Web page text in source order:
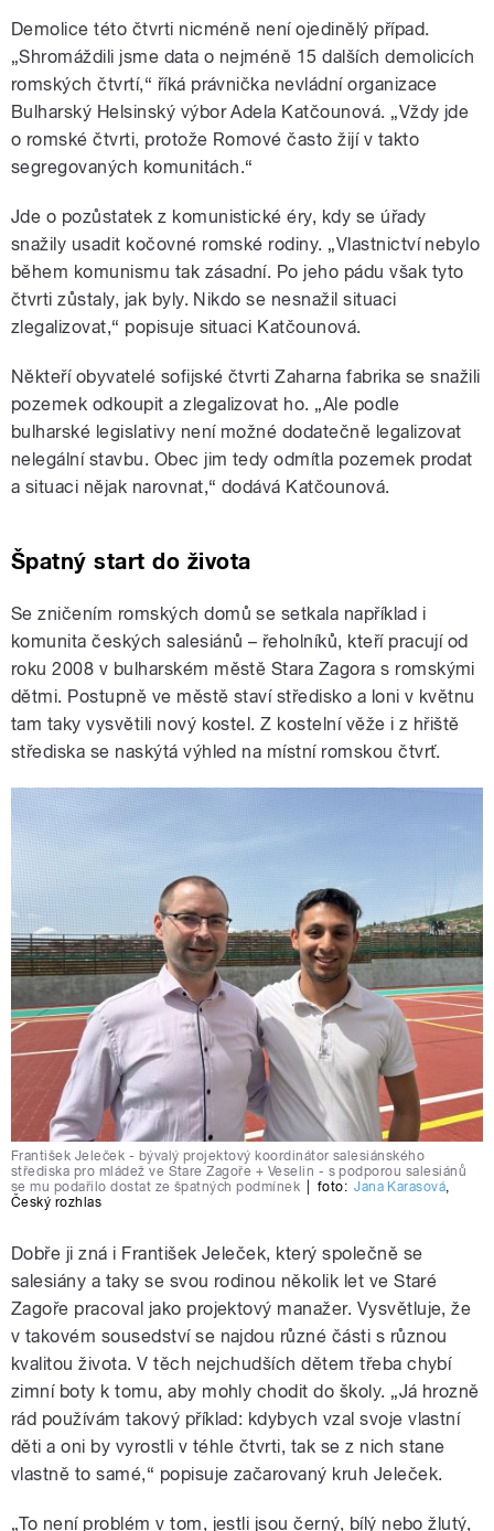
Demolice této čtvrti nicméně není ojedinělý případ.
„Shromáždili jsme data o nejméně 15 dalších demolicích
romských čtvrtí,“ říká právnička nevládní organizace
Bulharský Helsinský výbor Adela Katčounová. „Vždy jde
o romské čtvrti, protože Romové často žijí v takto
segregovaných komunitách.“
Jde o pozůstatek z komunistické éry, kdy se úřady
snažily usadit kočovné romské rodiny. „Vlastnictví nebylo
během komunismu tak zásadní. Po jeho pádu však tyto
čtvrti zůstaly, jak byly. Nikdo se nesnažil situaci
zlegalizovat,“ popisuje situaci Katčounová.
Někteří obyvatelé sofijské čtvrti Zaharna fabrika se snažili
pozemek odkoupit a zlegalizovat ho. „Ale podle
bulharské legislativy není možné dodatečně legalizovat
nelegální stavbu. Obec jim tedy odmítla pozemek prodat
a situaci nějak narovnat,“ dodává Katčounová.
Špatný start do života
Se zničením romských domů se setkala například i
komunita českých salesiánů – řeholníků, kteří pracují od
roku 2008 v bulharském městě Stara Zagora s romskými
dětmi. Postupně ve městě staví středisko a loni v květnu
tam taky vysvětili nový kostel. Z kostelní věže i z hřiště
střediska se naskýtá výhled na místní romskou čtvrť.
František Jeleček - bývalý projektový koordinátor salesiánského
střediska pro mládež ve Stare Zagoře + Veselin - s podporou salesiánů
se mu podařilo dostat ze špatných podmínek
foto: Jana Karasová,
Český rozhlas
Dobře ji zná i František Jeleček, který společně se
salesiány a taky se svou rodinou několik let ve Staré
Zagoře pracoval jako projektový manažer. Vysvětluje, že
v takovém sousedství se najdou různé části s různou
kvalitou života. V těch nejchudších dětem třeba chybí
zimní boty k tomu, aby mohly chodit do školy. „Já hrozně
rád používám takový příklad: kdybych vzal svoje vlastní
děti a oni by vyrostli v téhle čtvrti, tak se z nich stane
vlastně to samé,“ popisuje začarovaný kruh Jeleček.
„To není problém v tom, jestli jsou černý, bílý nebo žlutý,